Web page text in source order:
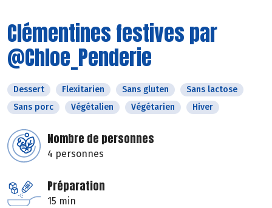
Clémentines festives par
@Chloe_Penderie
Dessert Flexitarien Sans gluten
Sans lactose
Sans porc
Végétalien Végétarien Hiver
Nombre de personnes
4 personnes
Préparation
15 min